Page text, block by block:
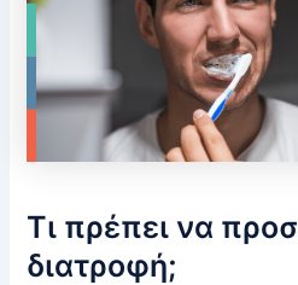
Τι πρέπει να
διατροφή;